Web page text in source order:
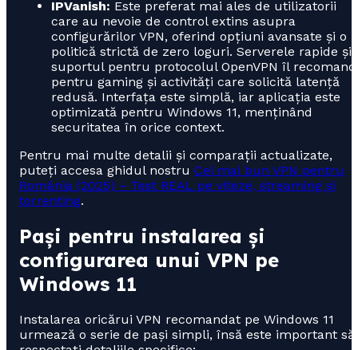
IPVanish: Este preferat mai ales de utilizatorii
care au nevoie de control extins asupra
configurărilor VPN, oferind opțiuni avansate și o
politică strictă de zero loguri. Serverele rapide și
suportul pentru protocolul OpenVPN îl
pentru gaming și activități care solicită latență
redusă. Interfața este simplă, iar aplicația este
optimizată pentru Windows 11, menținând
securitatea în orice context.
Pentru mai multe detalii și comparații actualizate,
puteți accesa ghidul nostru Cel mai bun VPN pentru
România (2025) – Test REAL pe viteze, streaming și
torrenting.
Pași pentru instalarea și
configurarea unui VPN pe
Windows 11
Instalarea oricărui VPN recomandat pe Windows 11
urmează o serie de pași simpli, însă este important să